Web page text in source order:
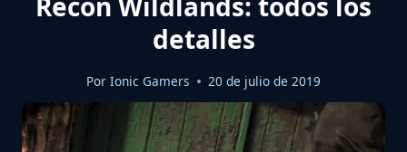
detalles
Por Ionic Gamers 20 de julio de 2019